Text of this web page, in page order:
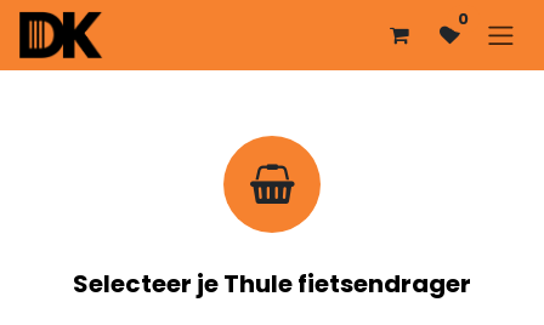
Overslaan naar inhoud 0
Selecteer je Thule fietsendrager